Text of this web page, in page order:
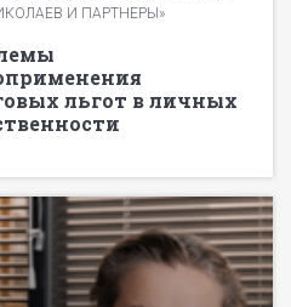
И ПАРТНЕРЫ»
льгот в личных